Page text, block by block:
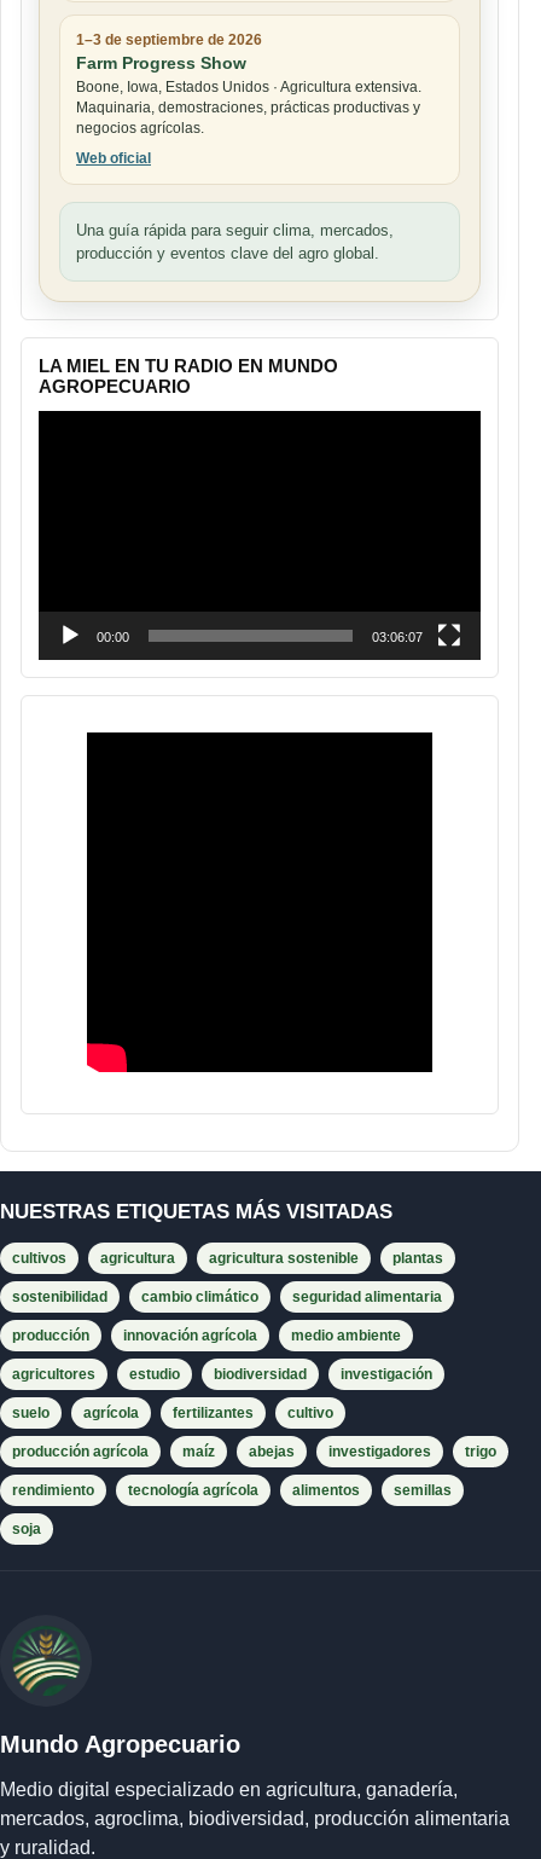
1–3 de septiembre de 2026
Farm Progress Show
Boone, Iowa, Estados Unidos · Agricultura extensiva.
Maquinaria, demostraciones, prácticas productivas y
negocios agrícolas.
Web oficial
Una guía rápida para seguir clima, mercados,
producción y eventos clave del agro global.
LA MIEL EN TU RADIO EN MUNDO
AGROPECUARIO
00:00 03:06:07
NUESTRAS ETIQUETAS MÁS VISITADAS
cultivos agricultura agricultura sostenible plantas
sostenibilidad cambio climático seguridad alimentaria
producción innovación agrícola medio ambiente
agricultores estudio biodiversidad investigación
suelo agrícola fertilizantes cultivo
producción agrícola maíz abejas investigadores trigo
rendimiento tecnología agrícola alimentos semillas
soja
Mundo Agropecuario
Medio digital especializado en agricultura, ganadería,
mercados, agroclima, biodiversidad, producción alimentaria
y ruralidad.